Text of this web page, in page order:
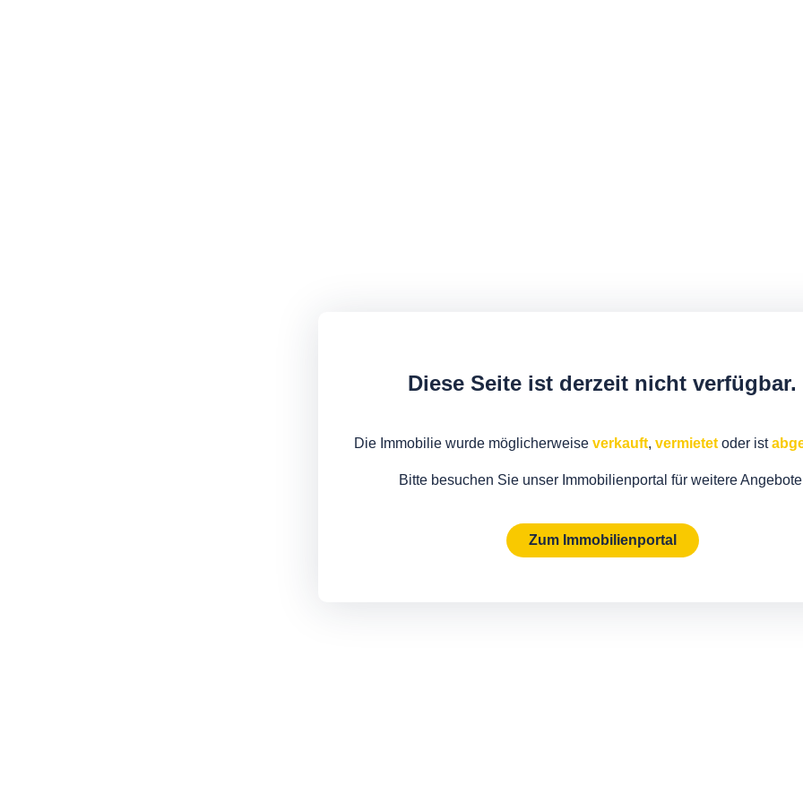
Diese Seite ist derzeit nicht verfügbar.
Die Immobilie wurde möglicherweise verkauft, vermietetoder ist
Bitte besuchen Sie unser Immobilienportal für weitere
Zum Immobilienportal